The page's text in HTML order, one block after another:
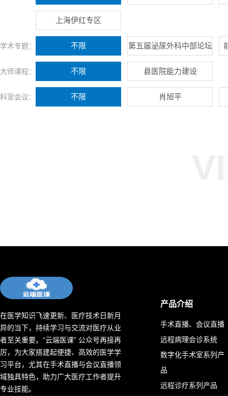
上海伊红专区
学术专题： 不限 第五届泌尿外科中部论坛
大师课程： 不限 县医院能力建设
科室会议： 不限 肖旭平
在医学知识飞速更新、医疗技术日新月
异的当下，持续学习与交流对医疗从业
者至关重要。“云端医课” 公众号再接再
厉，为大家搭建起便捷、高效的医学学
习平台，尤其在手术直播与会议直播领
域独具特色，助力广大医疗工作者提升
专业技能。
产品介绍
手术直播、会议直播
远程病理会诊系统
数字化手术室系列产
品
远程诊疗系列产品